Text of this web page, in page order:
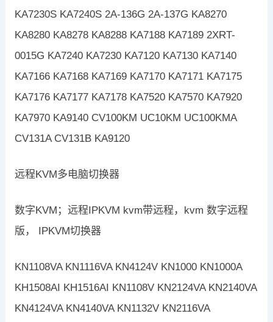
KA7230S KA7240S 2A-136G 2A-137G KA8270
KA8280 KA8278 KA8288 KA7188 KA7189 2XRT-
0015G KA7240 KA7230 KA7120 KA7130 KA7140
KA7166 KA7168 KA7169 KA7170 KA7171 KA7175
KA7176 KA7177 KA7178 KA7520 KA7570 KA7920
KA7970 KA9140 CV100KM UC10KM UC100KMA
CV131A CV131B KA9120
远程KVM多电脑切换器
数字KVM；远程IPKVM kvm带远程，kvm 数字远程
版， IPKVM切换器
KN1108VA KN1116VA KN4124V KN1000 KN1000A
KH1508AI KH1516AI KN1108V KN2124VA KN2140VA
KN4124VA KN4140VA KN1132V KN2116VA